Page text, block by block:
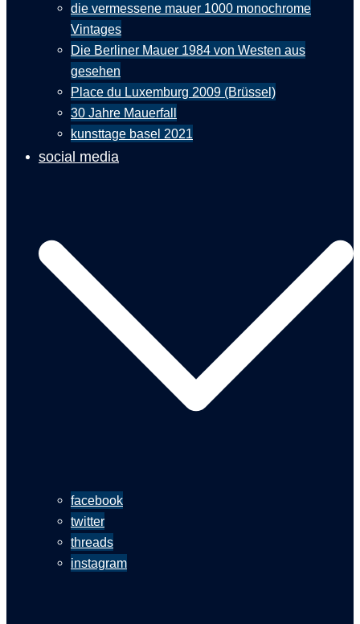
die vermessene mauer 1000 monochrome
Vintages
Die Berliner Mauer 1984 von Westen aus
gesehen
Place du Luxemburg 2009 (Brüssel)
30 Jahre Mauerfall
kunsttage basel 2021
social media
facebook
twitter
threads
instagram